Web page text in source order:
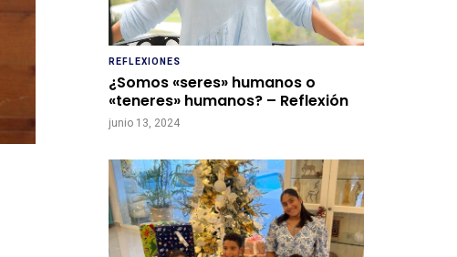
REFLEXIONES
¿Somos «seres» humanos o
«teneres» humanos? – Reflexión
junio 13, 2024